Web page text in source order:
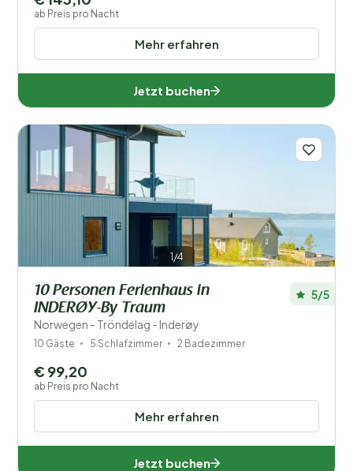
Mehr erfahren
ab Preis pro Nacht
Jetzt buchen
1/4
10 Personen Ferienhaus in
INDERØY-By Traum
Norwegen - Tröndelag - Inderøy
5/5
10 Gäste 5 Schlafzimmer 2 Badezimmer
Mehr erfahren
€ 99,20
ab Preis pro Nacht
Jetzt buchen